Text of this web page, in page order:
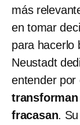
más
en tomar
para hacerlo
Neustadt
entender por
transforman
fracasan.